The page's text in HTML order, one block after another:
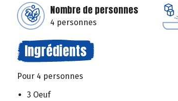
Nombre de personnes
4 personnes
Ingrédients
Pour 4 personnes
3 Oeuf